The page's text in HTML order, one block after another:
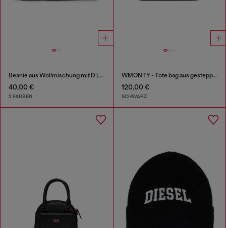
Beanie aus Wollmischung mit D Logo Patch
40,00 €
2 FARBEN
WMONTY - Tote bag aus gestepptem Nylon
120,00 €
SCHWARZ